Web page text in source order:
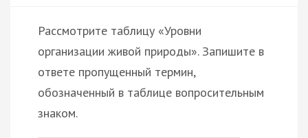
Рассмотрите таблицу «Уровни
организации живой природы». Запишите в
ответе пропущенный термин,
обозначенный в таблице вопросительным
знаком.